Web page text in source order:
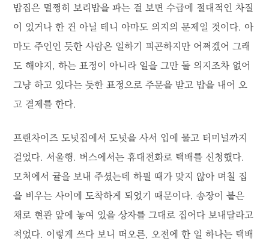
밥집은 멀쩡히 보리밥을 파는 걸 보면 수급에 절대적인 차질
이 있거나 한 건 아닐 테니 아마도 의지의 문제일 것이다. 아
마도 주인인 듯한 사람은 일하기 피곤하지만 어쩌겠어 그래
도 해야지, 하는 표정이 아니라 일을 그만 둘 의지조차 없어
그냥 하고 있다는 듯한 표정으로 주문을 받고 밥을 내어 오
고 결제를 한다.
프랜차이즈 도넛집에서 도넛을 사서 입에 물고 터미널까지
걸었다. 서울행. 버스에서는 휴대전화로 택배를 신청했다.
모처에서 귤을 보내 주셨는데 하필 때가 맞지 않아 며칠 집
을 비우는 사이에 도착하게 되었기 때문이다. 송장이 붙은
채로 현관 앞에 놓여 있을 상자를 그대로 집어다 보내달라고
적었다. 이렇게 쓰다 보니 떠오른, 오전에 한 일 하나는 택배